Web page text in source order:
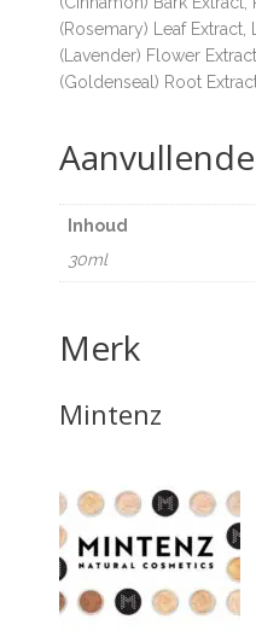
(Rosemary) Leaf
(Lavender) Flower
(Goldenseal) Root
Inhoud
30ml
Merk
Mintenz